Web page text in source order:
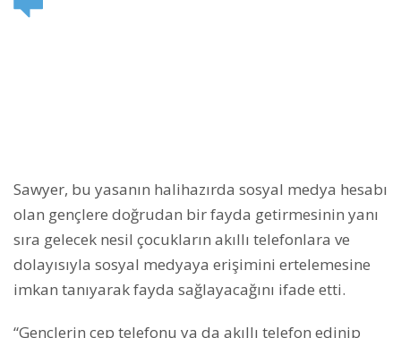
Sawyer, bu yasanın halihazırda sosyal medya hesabı
olan gençlere doğrudan bir fayda getirmesinin yanı
sıra gelecek nesil çocukların akıllı telefonlara ve
dolayısıyla sosyal medyaya erişimini ertelemesine
imkan tanıyarak fayda sağlayacağını ifade etti.
“Gençlerin cep telefonu ya da akıllı telefon edinip